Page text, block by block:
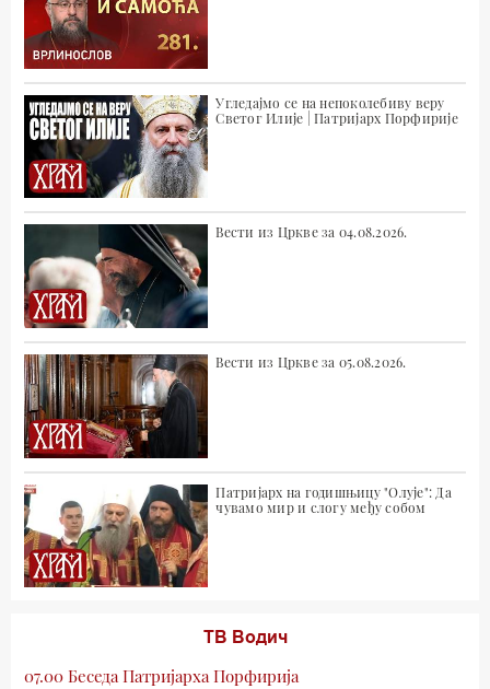
Угледајмо се на непоколебиву веру
Светог Илије | Патријарх Порфирије
Вести из Цркве за 04.08.2026.
Вести из Цркве за 05.08.2026.
Патријарх на годишњицу "Олује": Да
чувамо мир и слогу међу собом
ТВ Водич
07.00 Беседа Патријарха Порфирија